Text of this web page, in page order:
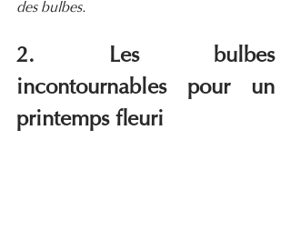
des bulbes.
2. Les bulbes
incontournables pour un
printemps fleuri